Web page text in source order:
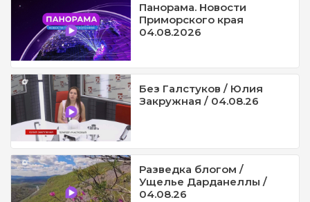
Панорама. Новости
Приморского края
04.08.2026
Без Галстуков / Юлия
Закружная / 04.08.26
Разведка блогом /
Ущелье Дарданеллы /
04.08.26